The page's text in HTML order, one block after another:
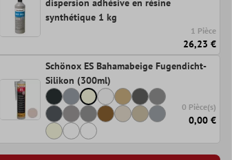
dispersion adhésive en résine
synthétique 1 kg
1 Pièce
26,23 €
Schönox ES Bahamabeige Fugendicht-
Silikon (300ml)
0 Pièce(s)
0,00 €